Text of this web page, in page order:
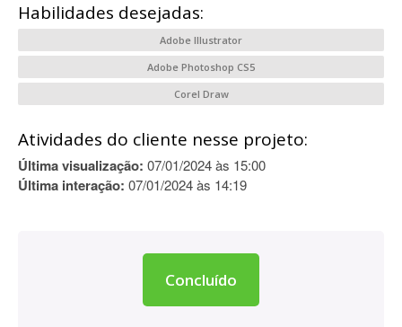
Habilidades desejadas:
Adobe Illustrator
Adobe Photoshop CS5
Corel Draw
Atividades do cliente nesse projeto:
Última visualização: 07/01/2024 às 15:00
Última interação: 07/01/2024 às 14:19
Concluído